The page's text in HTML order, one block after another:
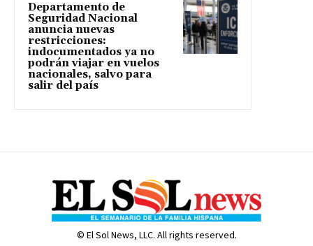
Departamento de
Seguridad Nacional
anuncia nuevas
restricciones:
indocumentados ya no
podrán viajar en vuelos
nacionales, salvo para
salir del país
© El Sol News, LLC. All rights reserved.